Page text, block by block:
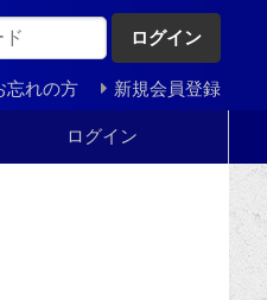
ログイン
忘れの方 新規会員登録
ログイン